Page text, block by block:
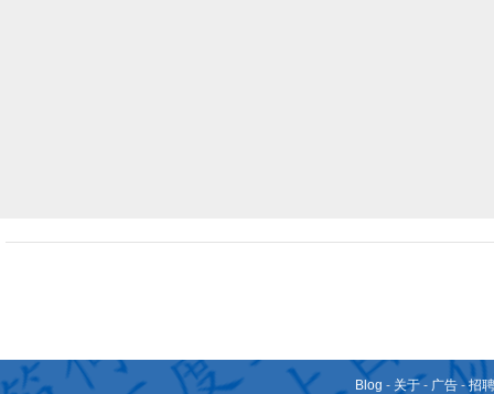
Blog - 关于 - 广告 -招